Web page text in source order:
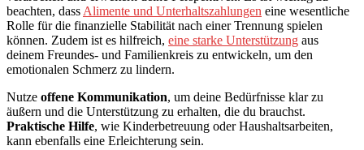
beachten, dass Alimente und Unterhaltszahlungen eine wesentliche
Rolle für die finanzielle Stabilität nach einer Trennung spielen
können. Zudem ist es hilfreich, eine starke Unterstützung aus
deinem Freundes- und Familienkreis zu entwickeln, um den
emotionalen Schmerz zu lindern.
Nutze offene Kommunikation, um deine Bedürfnisse klar zu
äußern und die Unterstützung zu erhalten, die du brauchst.
Praktische Hilfe, wie Kinderbetreuung oder Haushaltsarbeiten,
kann ebenfalls eine Erleichterung sein.